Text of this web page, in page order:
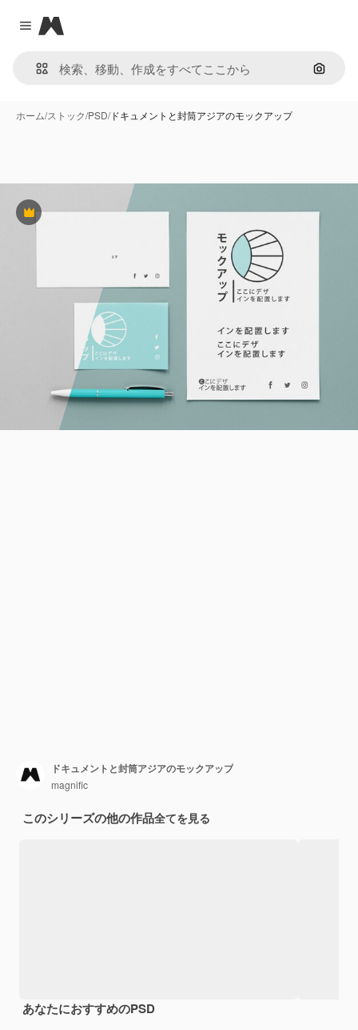
Close menu
Magnific
画像で
ホーム/ストック/PSD/ドキュメントと封筒アジアのモックアップ
Premium
ドキュメントと封筒アジアのモックアップ
magnific
このシリーズの他の作品全てを見る
あなたにおすすめのPSD